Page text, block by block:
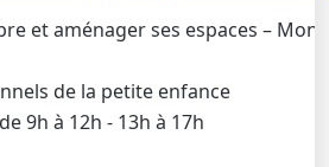
et aménager ses espaces –
de la petite enfance
9h à 12h - 13h à 17h